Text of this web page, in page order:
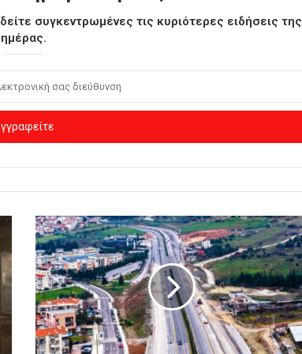
συγκεντρωμένες τις κυριότερες ειδήσεις της
ημέρας.